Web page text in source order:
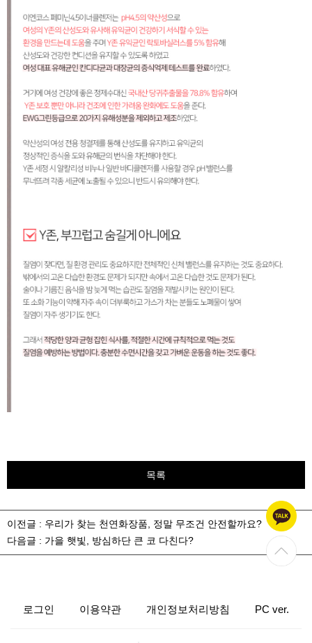
목록
이전글 : 우리가 찾는 천연화장품, 정말 무조건 안전할까요?
다음글 : 가을 햇빛, 방심하단 큰 코 다친다?
로그인 이용약관 개인정보처리방침 PC ver.